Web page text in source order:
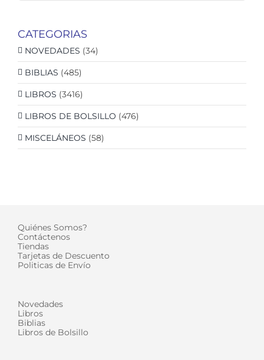
CATEGORIAS
NOVEDADES (34)
BIBLIAS (485)
LIBROS (3416)
LIBROS DE BOLSILLO (476)
MISCELÁNEOS (58)
Quiénes Somos?
Contáctenos
Tiendas
Tarjetas de Descuento
Politicas de Envío
Novedades
Libros
Biblias
Libros de Bolsillo